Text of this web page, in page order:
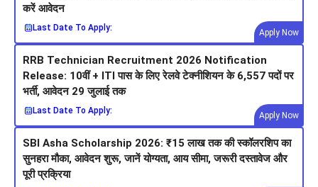
करें आवेदन
Last Date To Apply:
Apply Now
RRB Technician Recruitment 2026 Notification
Release: 10वीं + ITI पास के लिए रेलवे टेक्नीशियन के 6,557 पदों पर
भर्ती, आवेदन 29 जुलाई तक
Last Date To Apply:
Apply Now
SBI Asha Scholarship 2026: ₹15 लाख तक की स्कॉलरशिप का
सुनहरा मौका, आवेदन शुरू, जानें योग्यता, आय सीमा, जरूरी दस्तावेज और
पूरी प्रक्रिया